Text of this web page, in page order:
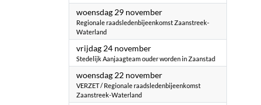
woensdag 29 november2023
Regionale raadsledenbijeenkomst Zaanstreek-
Waterland
vrijdag 24 november2023
Stedelijk Aanjaagteam ouder worden in Zaanstad
woensdag 22 november2023
VERZET / Regionale raadsledenbijeenkomst
Zaanstreek-Waterland